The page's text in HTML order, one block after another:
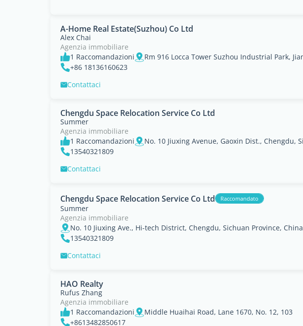
A-Home Real Estate(Suzhou) Co Ltd
Alex Chai
Agenzia immobiliare
1 Raccomandazioni
+86 18136160623
Contattaci
Chengdu Space Relocation Service Co Ltd
Summer
Agenzia immobiliare
1 Raccomandazioni
13540321809
Contattaci
Chengdu Space Relocation Service Co Ltd Raccomandato
Summer
Agenzia immobiliare
No. 10 Jiuxing Ave., Hi-tech District, Chengdu, Sichuan Province, China
13540321809
Contattaci
HAO Realty
Rufus Zhang
Agenzia immobiliare
1 Raccomandazioni
Middle Huaihai Road, Lane 1670, No. 12, 103
+8613482850617